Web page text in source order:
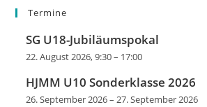
Termine
SG U18-Jubiläumspokal
22. August 2026, 9:30– 17:00
HJMM U10 Sonderklasse 2026
26. September 2026–27. September 2026